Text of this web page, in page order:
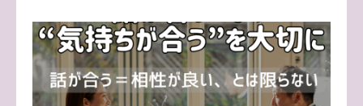
成婚までの流れ
会員様からの喜びの声